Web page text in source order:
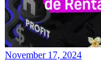
November 17, 2024